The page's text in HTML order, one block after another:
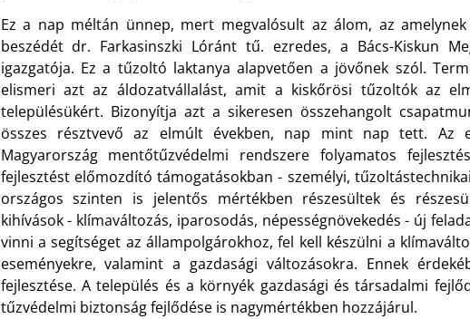
Ez a nap méltán ünnep, mert megvalósult az álom, az
beszédét dr. Farkasinszki Lóránt tű. ezredes, a Bács-Kiskun
igazgatója. Ez a tűzoltó laktanya alapvetően a jövőnek szól.
elismeri azt az áldozatvállalást, amit a kiskőrösi tűzoltók az
településükért. Bizonyítja azt a sikeresen összehangolt
összes résztvevő az elmúlt években, nap mint nap tett. Az
Magyarország mentőtűzvédelmi rendszere folyamatos
fejlesztést előmozdító támogatásokban - személyi,
országos szinten is jelentős mértékben részesültek és
kihívások - klímaváltozás, iparosodás, népességnövekedés - új
vinni a segítséget az állampolgárokhoz, fel kell készülni a
eseményekre, valamint a gazdasági változásokra. Ennek
fejlesztése. A település és a környék gazdasági és társadalmi
tűzvédelmi biztonság fejlődése is nagymértékben hozzájárul.